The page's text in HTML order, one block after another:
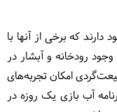
که برخی از آنها با
رودخانه و آبشار در
امکان تجربه‌های
آب بازی یک روزه در